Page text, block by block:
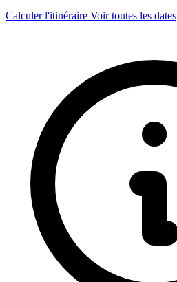
Calculer l'itinéraire Voir toutes les dates